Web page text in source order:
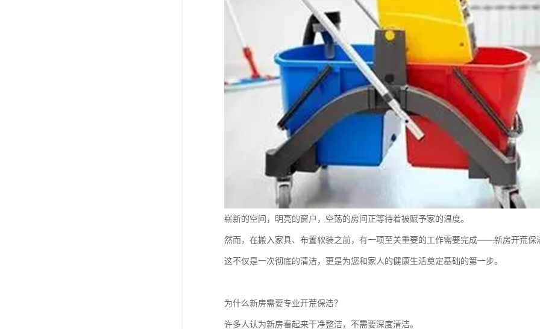
崭新的空间，明亮的窗户，空荡的房间正等待着被赋予家的温度。
然而，在搬入家具、布置软装之前，有一项至关重要的工作需要完成——新房开荒保
这不仅是一次彻底的清洁，更是为您和家人的健康生活奠定基础的第一步。
为什么新房需要专业开荒保洁？
许多人认为新房看起来干净整洁，不需要深度清洁。